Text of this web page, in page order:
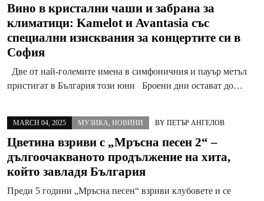
Вино в кристални чаши и забрана за
климатици: Kamelot и Avantasia със
специални изисквания за концертите си в
София
Две от най-големите имена в симфоничния и пауър метъл
пристигат в България този юни Броени дни остават до…
MARCH 04, 2025 МУЗИКА НОВИНИ BY ПЕТЪР АНГЕЛОВ
Цветина взриви с „Мръсна песен 2“ –
дългоочакваното продължение на хита,
който завладя България
Преди 5 години „Мръсна песен“ взриви клубовете и се